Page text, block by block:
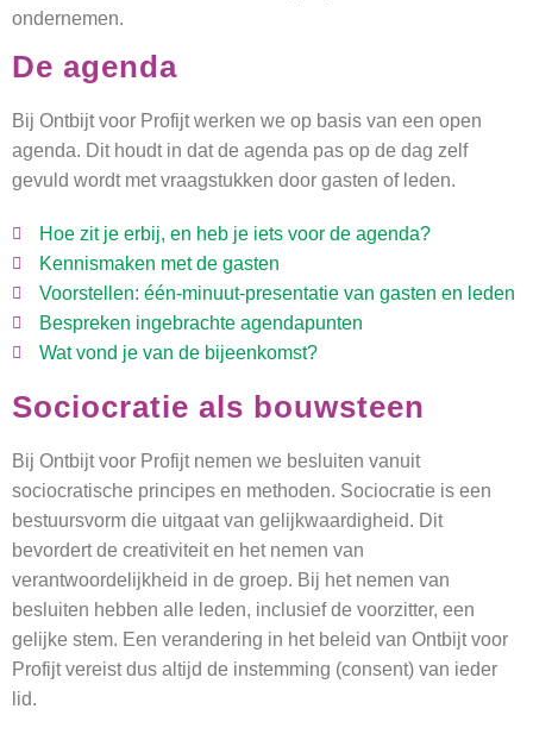
ondernemen.
De agenda
Bij Ontbijt voor Profijt werken we op basis van een open
agenda. Dit houdt in dat de agenda pas op de dag zelf
gevuld wordt met vraagstukken door gasten of leden.
Hoe zit je erbij, en heb je iets voor de agenda?
Kennismaken met de gasten
Voorstellen: één-minuut-presentatie van gasten en leden
Bespreken ingebrachte agendapunten
Wat vond je van de bijeenkomst?
Sociocratie als bouwsteen
Bij Ontbijt voor Profijt nemen we besluiten vanuit
sociocratische principes en methoden. Sociocratie is een
bestuursvorm die uitgaat van gelijkwaardigheid. Dit
bevordert de creativiteit en het nemen van
verantwoordelijkheid in de groep. Bij het nemen van
besluiten hebben alle leden, inclusief de voorzitter, een
gelijke stem. Een verandering in het beleid van Ontbijt voor
Profijt vereist dus altijd de instemming (consent) van ieder
lid.